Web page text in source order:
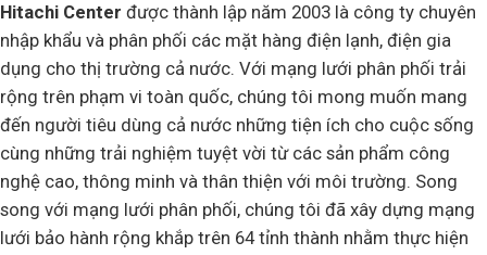
Hitachi Center được thành lập năm 2003 là công ty chuyên
nhập khẩu và phân phối các mặt hàng điện lạnh, điện gia
dụng cho thị trường cả nước. Với mạng lưới phân phối trải
rộng trên phạm vi toàn quốc, chúng tôi mong muốn mang
đến người tiêu dùng cả nước những tiện ích cho cuộc sống
cùng những trải nghiệm tuyệt vời từ các sản phẩm công
nghệ cao, thông minh và thân thiện với môi trường. Song
song với mạng lưới phân phối, chúng tôi đã xây dựng mạng
lưới bảo hành rộng khắp trên 64 tỉnh thành nhằm thực hiện